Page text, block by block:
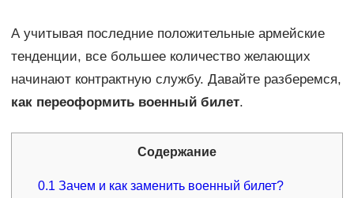
А учитывая последние положительные армейские
тенденции, все большее количество желающих
начинают контрактную службу. Давайте разберемся,
как переоформить военный билет.
Содержание
0.1 Зачем и как заменить военный билет?